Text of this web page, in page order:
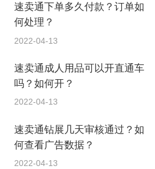
速卖通下单多久付款？订单如
何处理？
2022-04-13
速卖通成人用品可以开直通车
吗？如何开？
2022-04-13
速卖通钻展几天审核通过？如
何查看广告数据？
2022-04-13